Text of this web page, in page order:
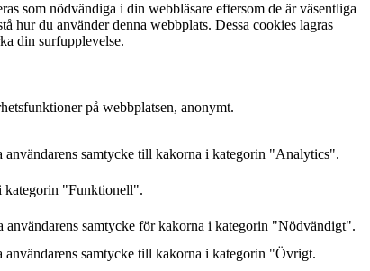
som nödvändiga i din webbläsare eftersom de är väsentliga
hur du använder denna webbplats. Dessa cookies lagras
din surfupplevelse.
på webbplatsen, anonymt.
samtycke till kakorna i kategorin "Analytics".
kategorin "Funktionell".
samtycke för kakorna i kategorin "Nödvändigt".
samtycke till kakorna i kategorin "Övrigt.